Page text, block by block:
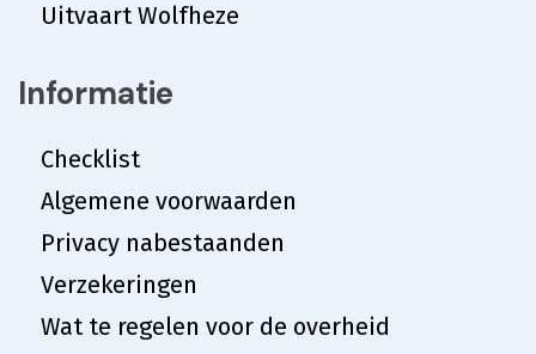
Uitvaart Wolfheze
Informatie
Checklist
Algemene voorwaarden
Privacy nabestaanden
Verzekeringen
Wat te regelen voor de overheid